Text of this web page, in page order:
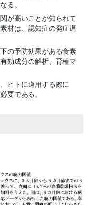
る。
が高いことが知られて
材は、認知症の発症遅
の予防効果がある食素
効成分の解析、育種マ
ヒトに適用する際に
要である。